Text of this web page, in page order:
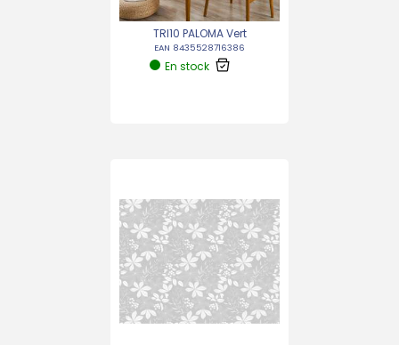
TRI10 PALOMA Vert
EAN 8435528716386
En stock